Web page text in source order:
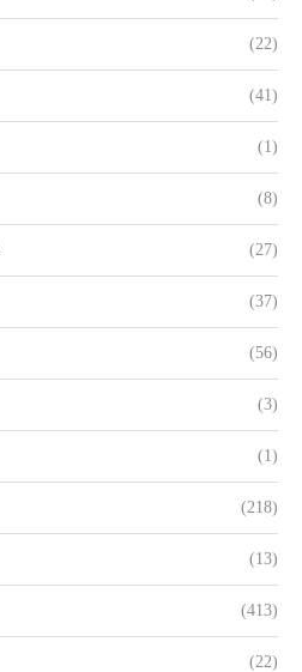
(22)
(41)
(1)
(8)
(27)
(37)
(56)
(3)
(1)
(218)
(13)
(413)
(22)